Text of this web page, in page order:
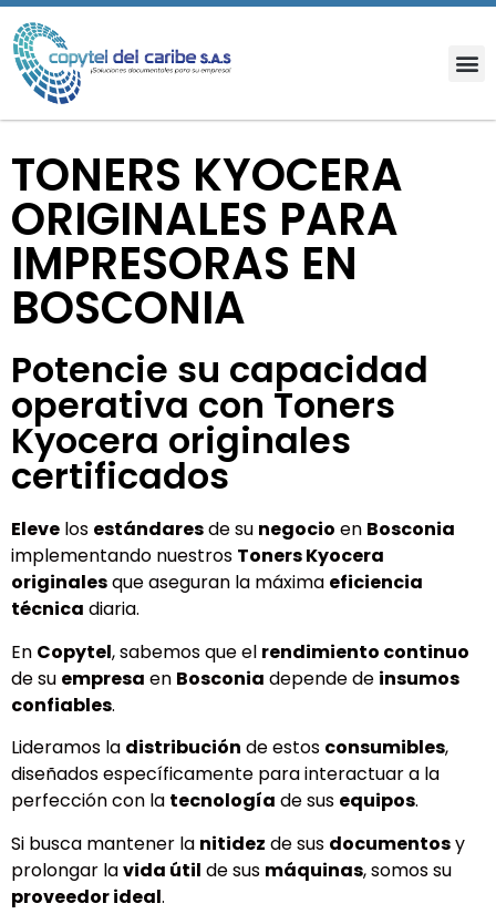
TONERS KYOCERA
ORIGINALES PARA
IMPRESORAS EN
BOSCONIA
Potencie su capacidad
operativa con Toners
Kyocera originales
certificados
Eleve los estándaresde su negocio en Bosconia
implementando nuestros Toners Kyocera
originalesque aseguran la máxima eficiencia
técnica diaria.
En Copytel, sabemos que el rendimiento continuo
de su empresa en Bosconia depende de insumos
confiables.
Lideramos la distribución de estos consumibles,
diseñados específicamente para interactuar a la
perfección con la tecnología de sus equipos.
Si busca mantener la nitidez de sus documentosy
prolongar lavida útil de sus máquinas, somos su
proveedor ideal.